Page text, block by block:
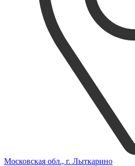
Московская обл., г. Лыткарино